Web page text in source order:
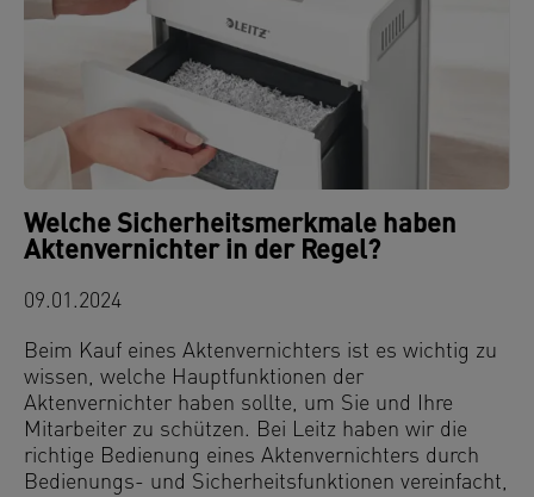
Welche Sicherheitsmerkmale haben
Aktenvernichter in der Regel?
09.01.2024
Beim Kauf eines Aktenvernichters ist es wichtig zu
wissen, welche Hauptfunktionen der
Aktenvernichter haben sollte, um Sie und Ihre
Mitarbeiter zu schützen. Bei Leitz haben wir die
richtige Bedienung eines Aktenvernichters durch
Bedienungs- und Sicherheitsfunktionen vereinfacht,